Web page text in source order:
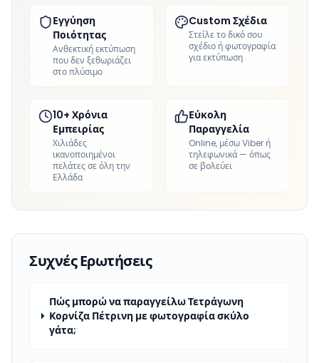
Εγγύηση
Ποιότητας
Ανθεκτική εκτύπωση
που δεν ξεθωριάζει
στο πλύσιμο
Custom Σχέδια
Στείλε το δικό σου
σχέδιο ή φωτογραφία
για εκτύπωση
10+ Χρόνια
Εμπειρίας
Χιλιάδες
ικανοποιημένοι
πελάτες σε όλη την
Ελλάδα
Εύκολη
Παραγγελία
Online, μέσω Viber ή
τηλεφωνικά — όπως
σε βολεύει
Συχνές Ερωτήσεις
Πώς μπορώ να παραγγείλω Τετράγωνη
Κορνίζα Πέτρινη με φωτογραφία σκύλο
γάτα;